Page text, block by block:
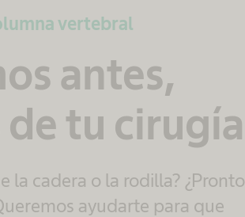
vertebral
antes,
tu cirugía
la cadera o la rodilla? ¿Pronto
ayudarte para que